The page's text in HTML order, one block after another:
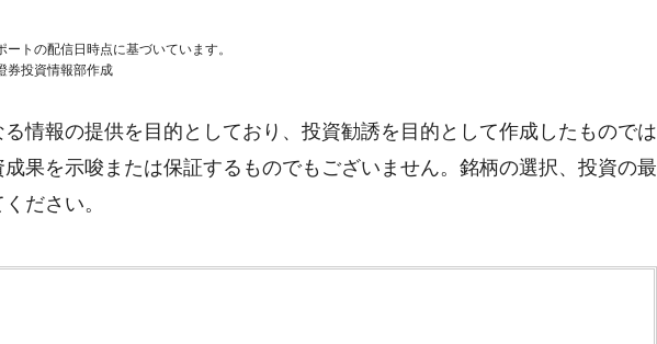
トの配信日時点に基づいています。
券投資情報部作成
情報の提供を目的としており、投資勧誘を目的として作成したものでは
果を示唆または保証するものでもございません。銘柄の選択、投資の最
ださい。